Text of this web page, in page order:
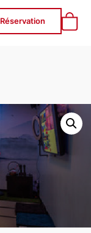
RED CORNER
Réservation